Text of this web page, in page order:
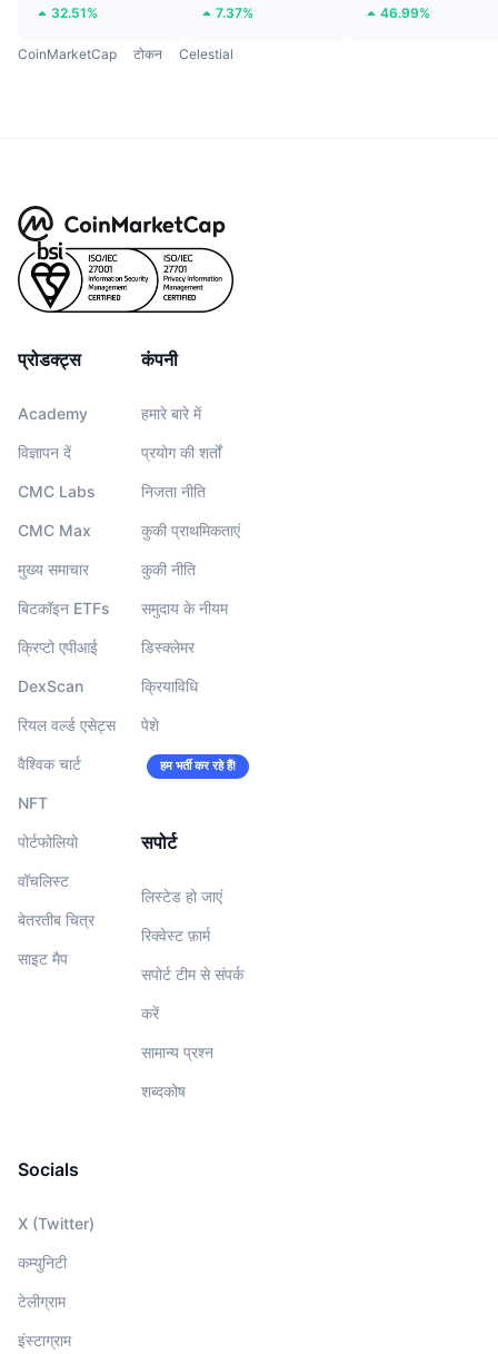
32.51% 7.37% 46.99%
CoinMarketCap टोकन Celestial
प्रोडक्ट्स
Academy
विज्ञापन दें
CMC Labs
CMC Max
मुख्य समाचार
बिटकॉइन ETFs
क्रिप्टो एपीआई
DexScan
रियल वर्ल्ड एसेट्स
वैश्विक चार्ट
NFT
पोर्टफोलियो
वॉचलिस्‍ट
बेतरतीब चित्र
साइट मैप
कंपनी
हमारे बारे में
प्रयोग की शर्तों
निजता नीति
कुकी प्राथमिकताएं
कुकी नीति
समुदाय के नीयम
डिस्क्लेमर
क्रियाविधि
पेशे
हम भर्ती कर रहे हैं!
सपोर्ट
लिस्टेड हो जाएं
रिक्वेस्ट फ़ार्म
सपोर्ट टीम से संपर्क
करें
सामान्य प्रश्न
शब्दकोष
Socials
X (Twitter)
कम्युनिटी
टेलीग्राम
इंस्टाग्राम